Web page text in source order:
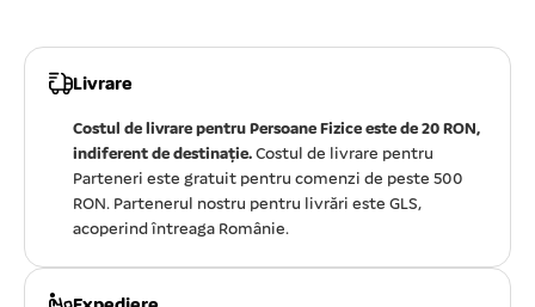
Livrare
Costul de livrare pentru Persoane Fizice este de 20 RON,
indiferent de destinație. Costul de livrare pentru
Parteneri este gratuit pentru comenzi de peste 500
RON. Partenerul nostru pentru livrări este GLS,
acoperind întreaga Românie.